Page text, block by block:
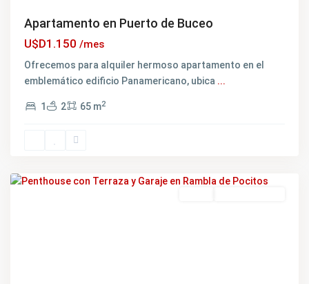
Apartamento en Puerto de Buceo
U$D1.150 /mes
Ofrecemos para alquiler hermoso apartamento en el
emblemático edificio Panamericano, ubica ...
1 2 65 m2
Pocitos